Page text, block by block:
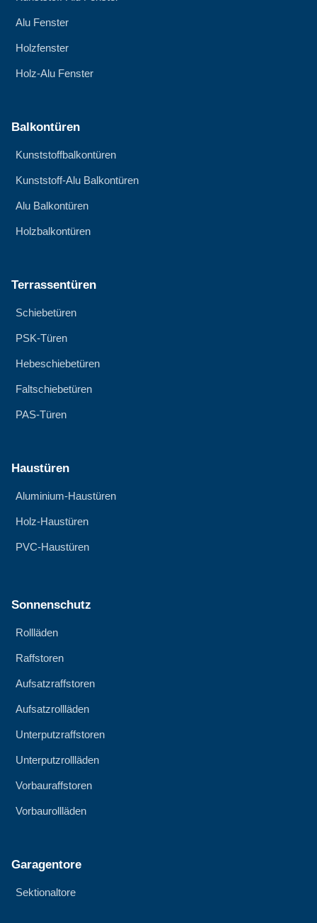
Alu Fenster
Holzfenster
Holz-Alu Fenster
Balkontüren
Kunststoffbalkontüren
Kunststoff-Alu Balkontüren
Alu Balkontüren
Holzbalkontüren
Terrassentüren
Schiebetüren
PSK-Türen
Hebeschiebetüren
Faltschiebetüren
PAS-Türen
Haustüren
Aluminium-Haustüren
Holz-Haustüren
PVC-Haustüren
Sonnenschutz
Rollläden
Raffstoren
Aufsatzraffstoren
Aufsatzrollläden
Unterputzraffstoren
Unterputzrollläden
Vorbauraffstoren
Vorbaurollläden
Garagentore
Sektionaltore